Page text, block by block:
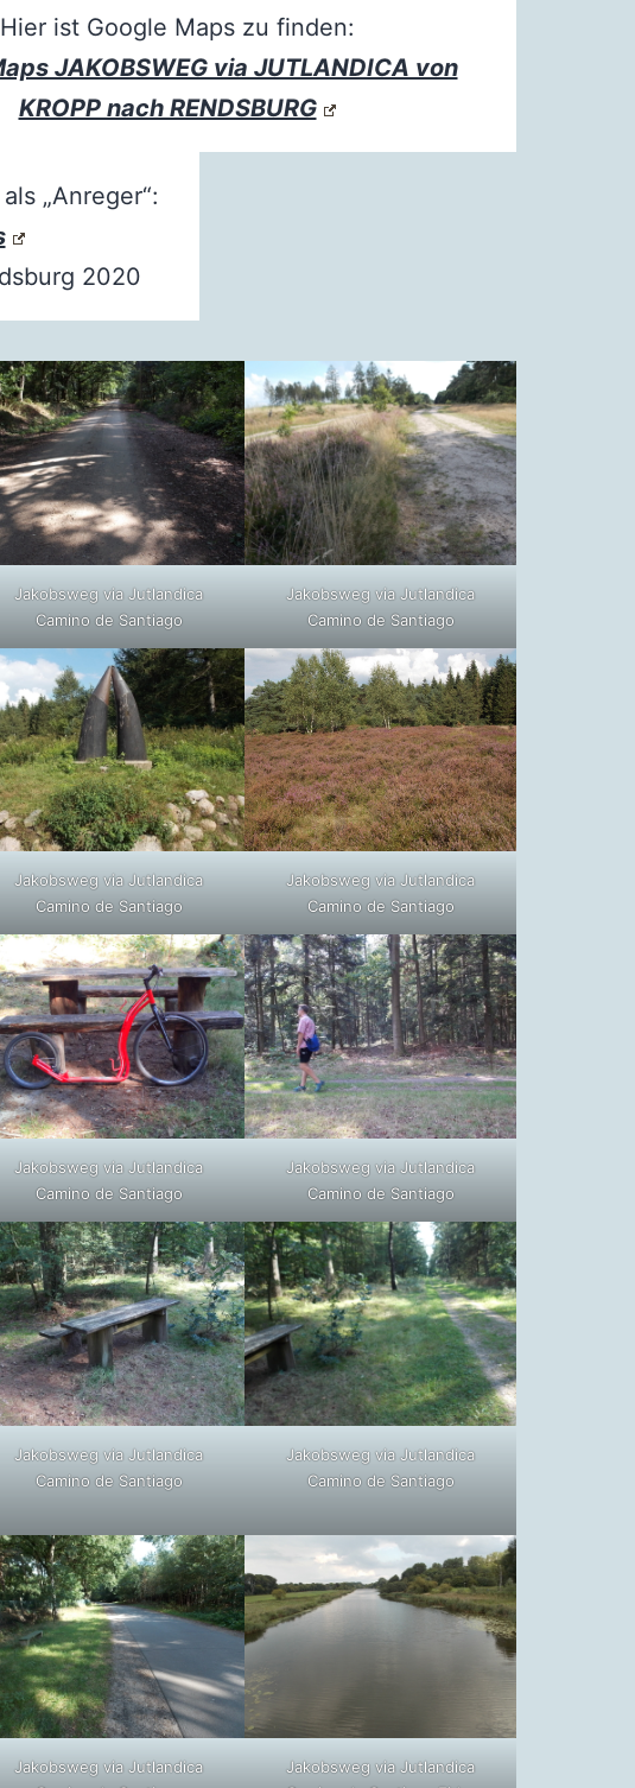
Hier ist Google Maps zu finden:
JAKOBSWEG via JUTLANDICA von
KROPP nach RENDSBURG
„Anreger“:
2020
Jakobsweg via Jutlandica
Camino de Santiago
Jakobsweg via Jutlandica
Camino de Santiago
Jakobsweg via Jutlandica
Camino de Santiago
Jakobsweg via Jutlandica
Camino de Santiago
Jakobsweg via Jutlandica
Camino de Santiago
Jakobsweg via Jutlandica
Camino de Santiago
Jakobsweg via Jutlandica
Camino de Santiago
Jakobsweg via Jutlandica
Camino de Santiago
Jakobsweg via Jutlandica
Jakobsweg via Jutlandica